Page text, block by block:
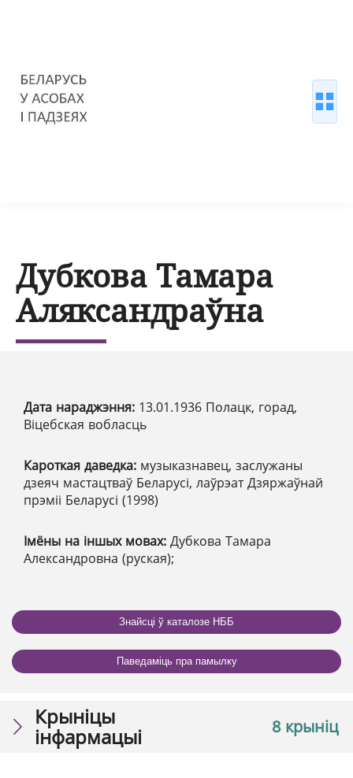
Дубкова Тамара
Аляксандраўна
Дата нараджэння: 13.01.1936 Полацк, горад,
Віцебская вобласць
Кароткая даведка: музыказнавец, заслужаны
дзеяч мастацтваў Беларусі, лаўрэат Дзяржаўнай
прэміі Беларусі (1998)
Імёны на іншых мовах: Дубкова Тамара
Александровна (руская);
Знайсці ў каталозе НББ
Паведаміць пра памылку
8 крыніц
Крыніцы
інфармацыі